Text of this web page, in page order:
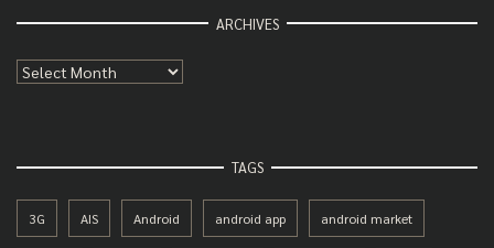
ARCHIVES
Archives
TAGS
3G AIS Android android app android market